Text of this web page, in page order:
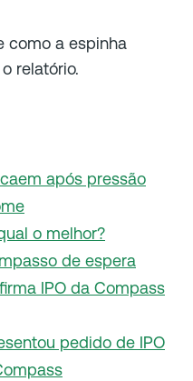
como a espinha
relatório.
após pressão
o melhor?
de espera
IPO da Compass
pedido de IPO